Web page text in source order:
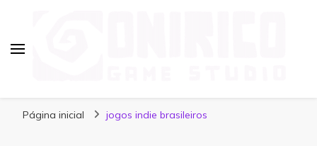
Página inicial jogos indie brasileiros